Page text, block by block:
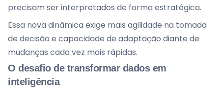
precisam ser interpretados de forma estratégica.
Essa nova dinâmica exige mais agilidade na tomada
de decisão e capacidade de adaptação diante de
mudanças cada vez mais rápidas.
O desafio de transformar dados em
inteligência